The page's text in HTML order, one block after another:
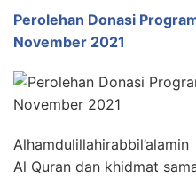
Perolehan Donasi
November 2021
Alhamdulillahirabbil’alamin
Al Quran dan khidmat